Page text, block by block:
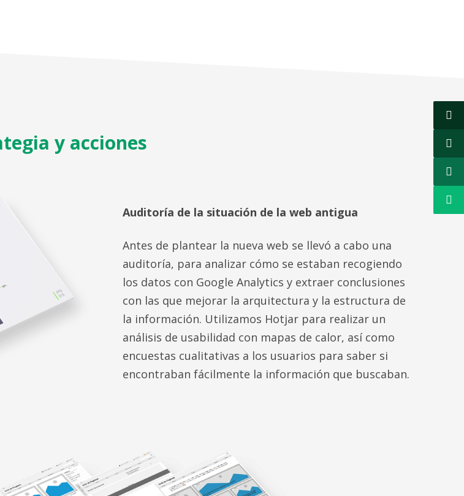
y acciones
Auditoría de la situación de la web antigua
Antes de plantear la nueva web se llevó a cabo una
auditoría, para analizar cómo se estaban recogiendo
los datos con Google Analytics y extraer conclusiones
con las que mejorar la arquitectura y la estructura de
la información. Utilizamos Hotjar para realizar un
análisis de usabilidad con mapas de calor, así como
encuestas cualitativas a los usuarios para saber si
encontraban fácilmente la información que buscaban.